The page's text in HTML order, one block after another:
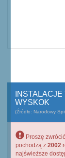
WYSKOK
(Źródło: Narodowy
Proszę
pochodzą z 2002
najświeższe